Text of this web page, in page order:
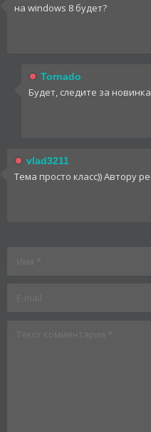
на windows 8 будет?
Tornado
Будет, следите за
vlad3211
Тема просто класс)) Автору